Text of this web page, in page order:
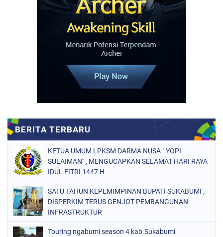
KETUA UMUM LPKSM DARMA NUSA " YOPI
SULAIMAN" , MENGUCAPKAN SELAMAT HARI RAYA
IDUL FITRI 1447 H
SATU TAHUN KEPEMIMPINAN BUPATI SUKABUMI ,
DISPERKIM TERUS GENJOT PEMBANGUNAN
INFRASTRUKTUR
Touring ngabumi season 4 kab.Sukabumi